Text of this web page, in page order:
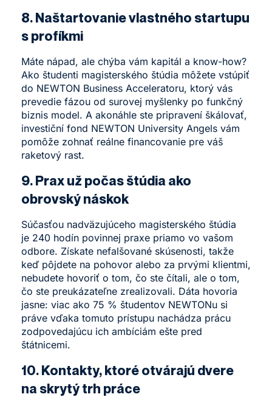
8. Naštartovanie vlastného startupu
s profíkmi
Máte nápad, ale chýba vám kapitál a know-how?
Ako študenti magisterského štúdia môžete vstúpiť
do NEWTON Business Acceleratoru, ktorý vás
prevedie fázou od surovej myšlenky po funkčný
biznis model. A akonáhle ste pripravení škálovať,
investiční fond NEWTON University Angelsvám
pomôže zohnať reálne financovanie pre váš
raketový rast.
9. Prax už počas štúdia ako
obrovský náskok
Súčasťou nadväzujúceho magisterského štúdia
je 240 hodín povinnej praxe priamo vo vašom
odbore. Získate nefalšované skúsenosti, takže
keď pôjdete na pohovor alebo za prvými klientmi,
nebudete hovoriť o tom, čo ste čítali, ale o tom,
čo ste preukázateľne zrealizovali. Dáta hovoria
jasne: viac ako 75 % študentov NEWTONu si
práve vďaka tomuto prístupu nachádza prácu
zodpovedajúcu ich ambíciám ešte pred
štátnicemi.
10. Kontakty, ktoré otvárajú dvere
na skrytý trh práce